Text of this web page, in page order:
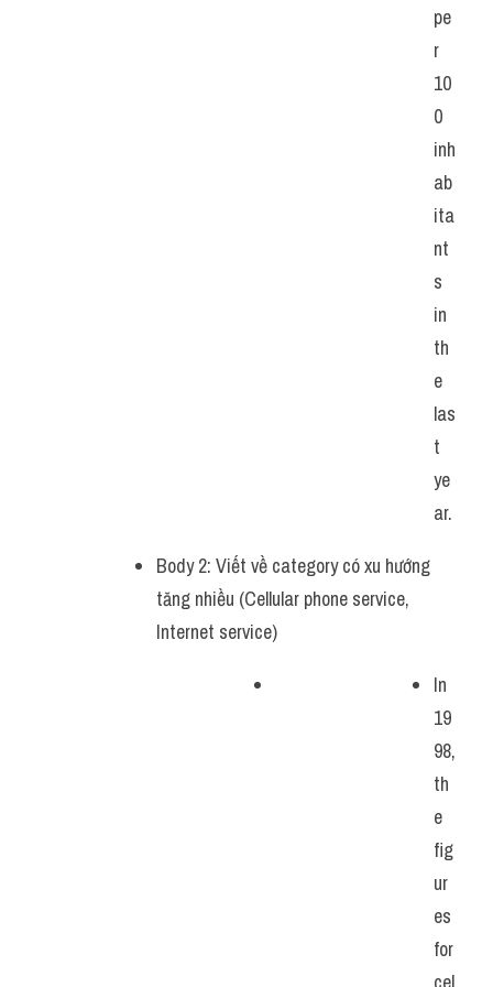
pe
r
10
0
inh
ab
ita
nt
s
in
th
e
las
t
ye
ar.
Body 2: Viết về category có xu hướng
tăng nhiều (Cellular phone service,
Internet service)
In
19
98,
th
e
fig
ur
es
for